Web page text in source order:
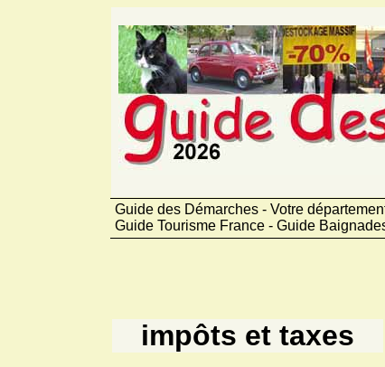
Guide des Démarches - Votre
Guide Tourisme France - Guide
impôts et taxes